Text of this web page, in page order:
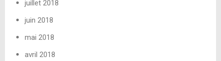
juillet 2018
juin 2018
mai 2018
avril 2018